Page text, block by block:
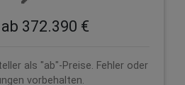
372.390 €
als "ab"-Preise. Fehler oder
vorbehalten.